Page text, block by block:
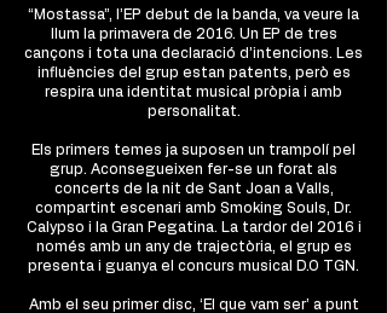
“Mostassa”, l’EP debut de la banda, va veure la
llum la primavera de 2016. Un EP de tres
cançons i tota una declaració d’intencions. Les
influències del grup estan patents, però es
respira una identitat musical pròpia i amb
personalitat.
Els primers temes ja suposen un trampolí pel
grup. Aconsegueixen fer-se un forat als
concerts de la nit de Sant Joan a Valls,
compartint escenari amb Smoking Souls, Dr.
Calypso i la Gran Pegatina. La tardor del 2016 i
només amb un any de trajectòria, el grup es
presenta i guanya el concurs musical D.O TGN.
Amb el seu primer disc, ‘El que vam ser’ a punt